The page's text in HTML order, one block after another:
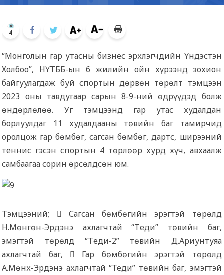
4
“Монголын гар утасны бизнес эрхлэгчдийн Үндэстэн
Холбоо”, НҮТББ-ын 6 жилийн ойн хүрээнд зохион
байгуулагдаж буй спортын дөрвөн төрөлт тэмцээн
2023 оны тавдугаар сарын 8-9-ний өдрүүдэд болж
өндөрлөлөө. Уг тэмцээнд гар утас худалдан
борлуулдаг 11 худалдааны төвийн баг тамирчид
оролцож гар бөмбөг, сагсан бөмбөг, дартс, ширээний
теннис гэсэн спортын 4 төрлөөр хурд хүч, авхаалж
самбаагаа сорин өрсөлдсөн юм.
Тэмцээний;  Сагсан бөмбөгийн эрэгтэй төрөлд
Н.Мөнгөн-Эрдэнэ ахлагчтай “Tеди” төвийн баг,
эмэгтэй төрөлд “Tеди-2” төвийн Д.Ариунтуяа
ахлагчтай баг,  Гар бөмбөгийн эрэгтэй төрөлд
А.Мөнх-Эрдэнэ ахлагчтай “Теди” төвийн баг, эмэгтэй